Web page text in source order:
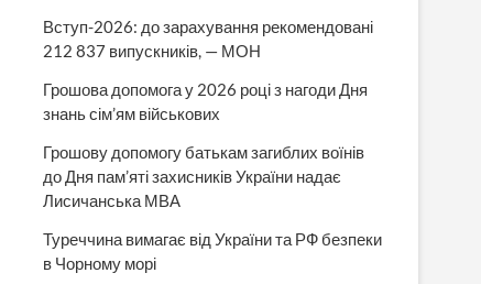
Вступ-2026: до зарахування рекомендовані
212 837 випускників, — МОН
Грошова допомога у 2026 році з нагоди Дня
знань сім’ям військових
Грошову допомогу батькам загиблих воїнів
до Дня пам’яті захисників України надає
Лисичанська МВА
Туреччина вимагає від України та РФ безпеки
в Чорному морі